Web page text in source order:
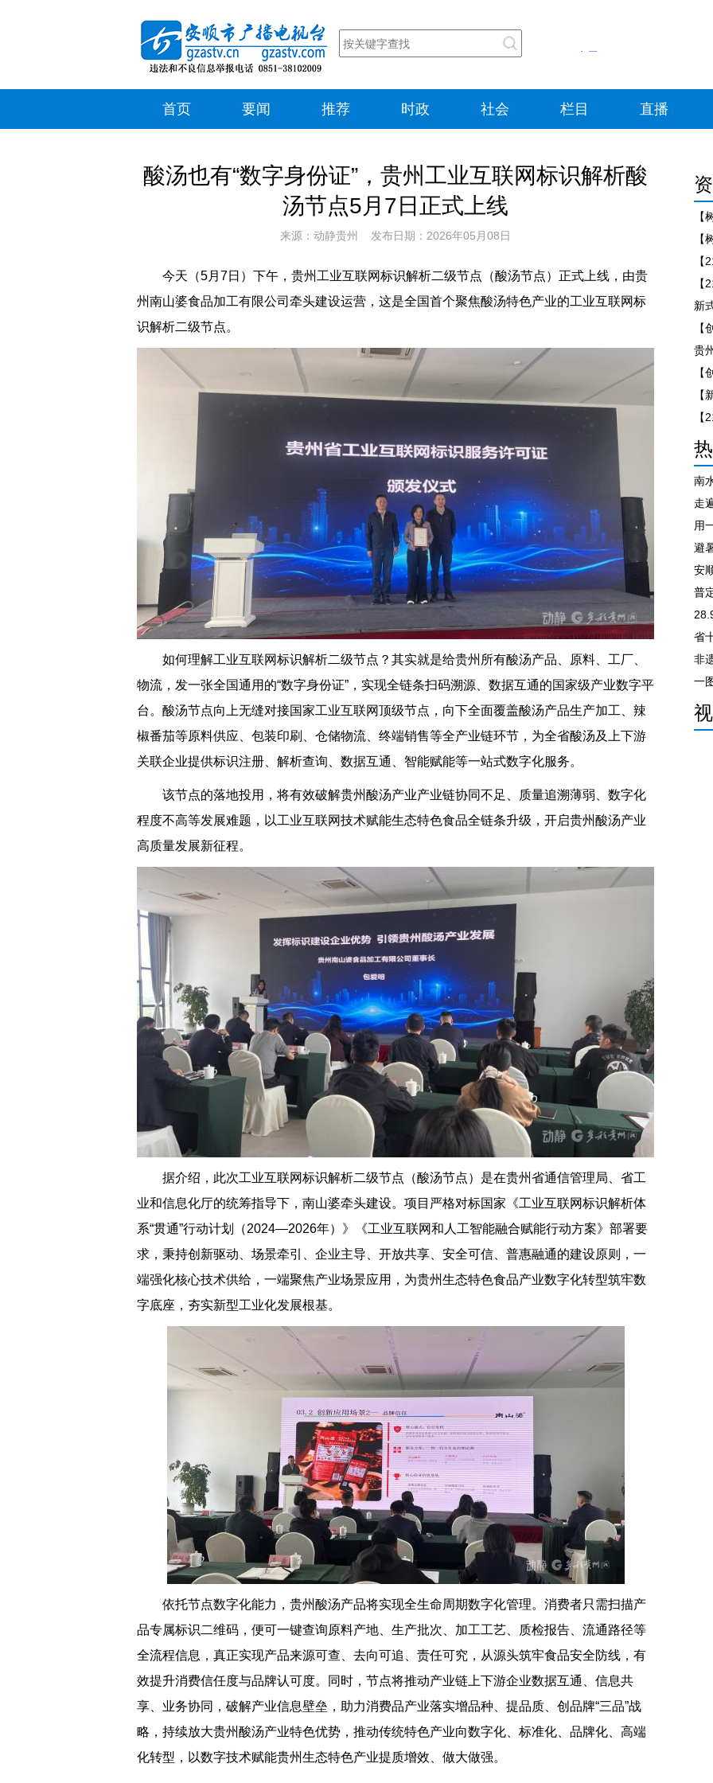
首页 要闻 推荐 时政 社会 栏目 直播
酸汤也有“数字身份证”，贵州工业互联网标识解析酸
汤节点5月7日正式上线
来源：动静贵州 发布日期：2026年05月08日
今天（5月7日）下午，贵州工业互联网标识解析二级节点（酸汤节点）正式上线，由贵
州南山婆食品加工有限公司牵头建设运营，这是全国首个聚焦酸汤特色产业的工业互联网标
识解析二级节点。
如何理解工业互联网标识解析二级节点？其实就是给贵州所有酸汤产品、原料、工厂、
物流，发一张全国通用的“数字身份证”，实现全链条扫码溯源、数据互通的国家级产业数字平
台。酸汤节点向上无缝对接国家工业互联网顶级节点，向下全面覆盖酸汤产品生产加工、辣
椒番茄等原料供应、包装印刷、仓储物流、终端销售等全产业链环节，为全省酸汤及上下游
关联企业提供标识注册、解析查询、数据互通、智能赋能等一站式数字化服务。
该节点的落地投用，将有效破解贵州酸汤产业产业链协同不足、质量追溯薄弱、数字化
程度不高等发展难题，以工业互联网技术赋能生态特色食品全链条升级，开启贵州酸汤产业
高质量发展新征程。
据介绍，此次工业互联网标识解析二级节点（酸汤节点）是在贵州省通信管理局、省工
业和信息化厅的统筹指导下，南山婆牵头建设。项目严格对标国家《工业互联网标识解析体
系“贯通”行动计划（2024—2026年）》《工业互联网和人工智能融合赋能行动方案》部署要
求，秉持创新驱动、场景牵引、企业主导、开放共享、安全可信、普惠融通的建设原则，一
端强化核心技术供给，一端聚焦产业场景应用，为贵州生态特色食品产业数字化转型筑牢数
字底座，夯实新型工业化发展根基。
依托节点数字化能力，贵州酸汤产品将实现全生命周期数字化管理。消费者只需扫描产
品专属标识二维码，便可一键查询原料产地、生产批次、加工工艺、质检报告、流通路径等
全流程信息，真正实现产品来源可查、去向可追、责任可究，从源头筑牢食品安全防线，有
效提升消费信任度与品牌认可度。同时，节点将推动产业链上下游企业数据互通、信息共
享、业务协同，破解产业信息壁垒，助力消费品产业落实增品种、提品质、创品牌“三品”战
略，持续放大贵州酸汤产业特色优势，推动传统特色产业向数字化、标准化、品牌化、高端
化转型，以数字技术赋能贵州生态特色产业提质增效、做大做强。
南
走
避
安
普
非